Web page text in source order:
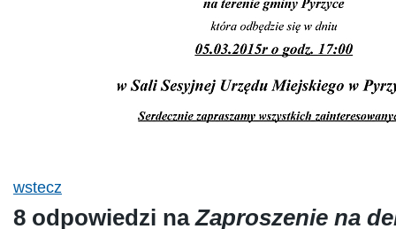
wstecz
8 odpowiedzi naZaproszenie na